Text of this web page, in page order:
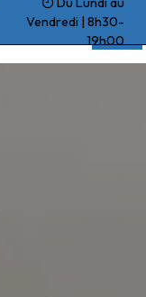
Vendredi | 8h30-
19h00